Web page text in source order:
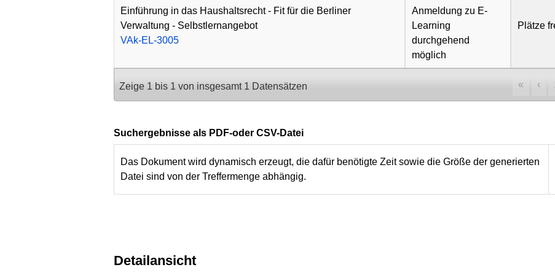
Einführung in das Haushaltsrecht - Fit für die Berliner
Verwaltung - Selbstlernangebot
VAk-EL-3005
Anmeldung zu E-
Learning
durchgehend
möglich
Plätze
Zeige 1 bis 1 von insgesamt 1 Datensätzen « ‹
Suchergebnisse als PDF-oder CSV-Datei
Das Dokument wird dynamisch erzeugt, die dafür benötigte Zeit sowie die Größe der generierten
Datei sind von der Treffermenge abhängig.
Detailansicht